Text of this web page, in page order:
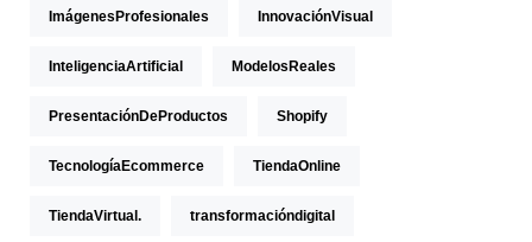
ImágenesProfesionales InnovaciónVisual
InteligenciaArtificial ModelosReales
PresentaciónDeProductos Shopify
TecnologíaEcommerce TiendaOnline
TiendaVirtual. transformacióndigital